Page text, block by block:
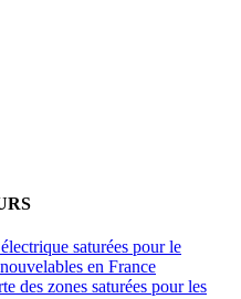
des zones saturées pour les